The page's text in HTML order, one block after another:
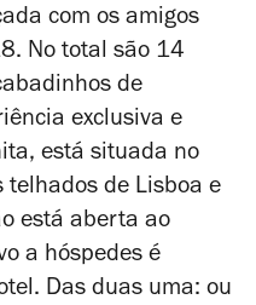
com os amigos
No total são 14
de
exclusiva e
está situada no
telhados de Lisboa e
está aberta ao
a hóspedes é
Das duas uma: ou